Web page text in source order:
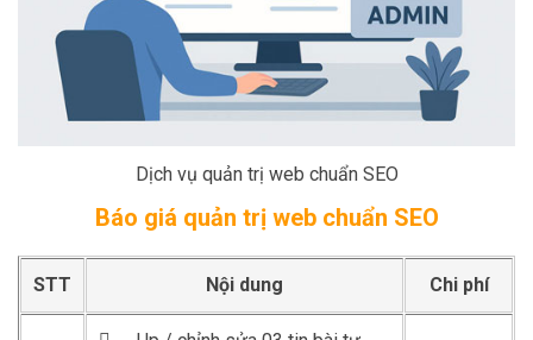
Dịch vụ quản trị web chuẩn SEO
Báo giá quản trị web chuẩn SEO
STT Nội dung Chi phí